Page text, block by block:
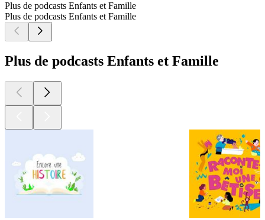
Plus de podcasts Enfants et Famille
Plus de podcasts Enfants et Famille
Plus de podcasts Enfants et Famille